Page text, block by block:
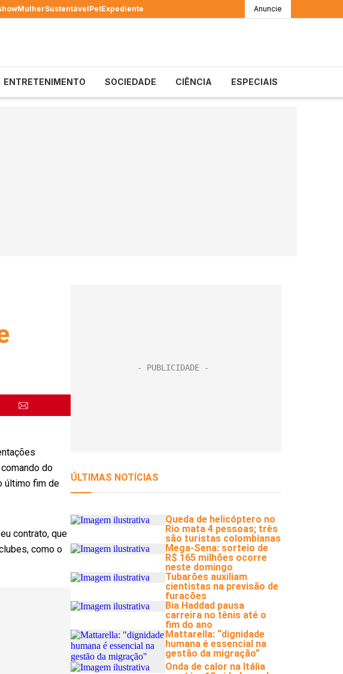
MulherSustentávelPetExpediente Anuncie
ENTRETENIMENTO SOCIEDADE CIÊNCIA ESPECIAIS
do
último fim de
contrato, que
como o